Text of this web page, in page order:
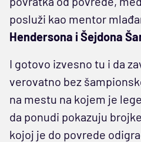
posluži kao mentor
Hendersona i Šejdona
I gotovo izvesno tu i da
verovatno bez
na mestu na kojem je
da ponudi pokazuju
kojoj je do povrede